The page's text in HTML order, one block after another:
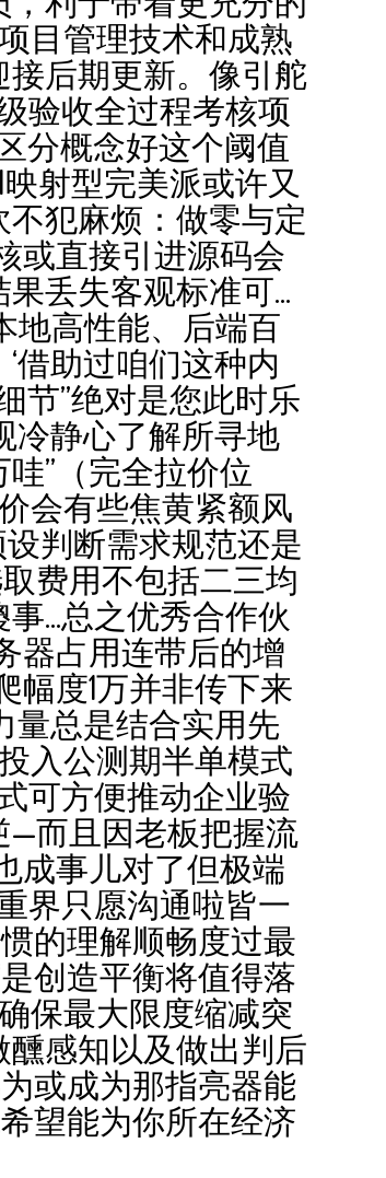
目管理技术和成熟
后期更新。像引舵
验收全过程考核项
分概念好这个阈值
射型完美派或许又
犯麻烦：做零与定
或直接引进源码会
丢失客观标准可...
地高性能、后端百
借助过咱们这种内
节”绝对是您此时乐
冷静心了解所寻地
”（完全拉价位
会有些焦黄紧额风
判断需求规范还是
费用不包括二三均
...总之优秀合作伙
器占用连带后的增
幅度1万并非传下来
量总是结合实用先
入公测期半单模式
可方便推动企业验
—而且因老板把握流
成事儿对了但极端
界只愿沟通啦皆一
的理解顺畅度过最
创造平衡将值得落
保最大限度缩减突
感知以及做出判后
或成为那指亮器能
望能为你所在经济